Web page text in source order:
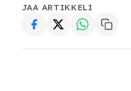
JAA ARTIKKELI